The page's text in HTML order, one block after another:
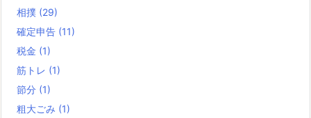
相撲 (29)
確定申告 (11)
税金 (1)
筋トレ (1)
節分 (1)
粗大ごみ (1)